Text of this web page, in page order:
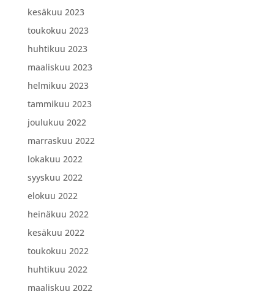
kesäkuu 2023
toukokuu 2023
huhtikuu 2023
maaliskuu 2023
helmikuu 2023
tammikuu 2023
joulukuu 2022
marraskuu 2022
lokakuu 2022
syyskuu 2022
elokuu 2022
heinäkuu 2022
kesäkuu 2022
toukokuu 2022
huhtikuu 2022
maaliskuu 2022